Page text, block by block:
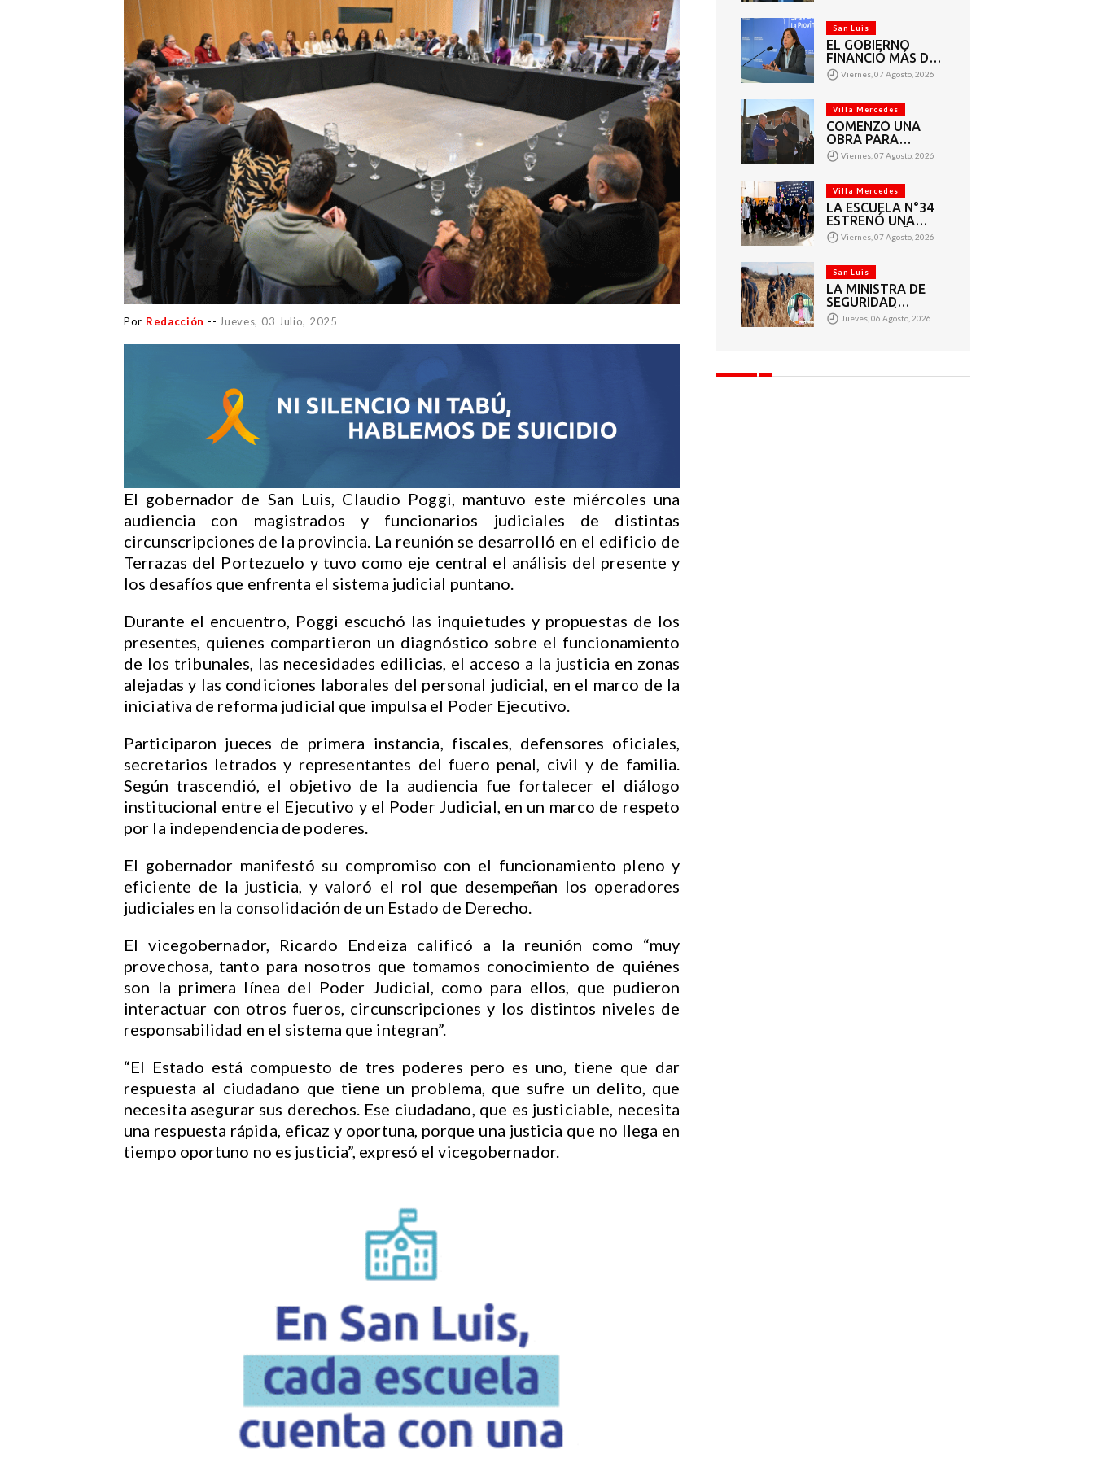
Por Redacción -- Jueves, 03 Julio, 2025
El gobernador de San Luis, Claudio Poggi, mantuvo este miércoles una
audiencia con magistrados y funcionarios judiciales de distintas
circunscripciones de la provincia. La reunión se desarrolló en el edificio de
Terrazas del Portezuelo y tuvo como eje central el análisis del presente y
los desafíos que enfrenta el sistema judicial puntano.
Durante el encuentro, Poggi escuchó las inquietudes y propuestas de los
presentes, quienes compartieron un diagnóstico sobre el funcionamiento
de los tribunales, las necesidades edilicias, el acceso a la justicia en zonas
alejadas y las condiciones laborales del personal judicial, en el marco de la
iniciativa de reforma judicial que impulsa el Poder Ejecutivo.
Participaron jueces de primera instancia, fiscales, defensores oficiales,
secretarios letrados y representantes del fuero penal, civil y de familia.
Según trascendió, el objetivo de la audiencia fue fortalecer el diálogo
institucional entre el Ejecutivo y el Poder Judicial, en un marco de respeto
por la independencia de poderes.
El gobernador manifestó su compromiso con el funcionamiento pleno y
eficiente de la justicia, y valoró el rol que desempeñan los operadores
judiciales en la consolidación de un Estado de Derecho.
El vicegobernador, Ricardo Endeiza calificó a la reunión como “muy
provechosa, tanto para nosotros que tomamos conocimiento de quiénes
son la primera línea del Poder Judicial, como para ellos, que pudieron
interactuar con otros fueros, circunscripciones y los distintos niveles de
responsabilidad en el sistema que integran”.
“El Estado está compuesto de tres poderes pero es uno, tiene que dar
respuesta al ciudadano que tiene un problema, que sufre un delito, que
necesita asegurar sus derechos. Ese ciudadano, que es justiciable, necesita
una respuesta rápida, eficaz y oportuna, porque una justicia que no llega en
tiempo oportuno no es justicia”, expresó el vicegobernador.
San Luis
EL GOBIERNO
FINANCIÓ MÁS DE
1.440 PROYECTOS
SOCIALES A 2.200
TODA LA
PROVINCIA
Viernes, 07 Agosto, 2026
Villa Mercedes
COMENZÓ UNA
OBRA PARA
AMPLIAR LAS
REDES DE AGUA
CLOACAS EN VILLA
MERCEDES
Viernes, 07 Agosto, 2026
Villa Mercedes
LA ESCUELA N°34
ESTRENÓ UNA
SALA DE 3 AÑOS Y
LAS OBRAS QUE
COMPLETAR EL
CICLO
SECUNDARIO
Viernes, 07 Agosto, 2026
San Luis
LA MINISTRA DE
SEGURIDAD
AGRADECIÓ EL
TRABAJO DE MÁS
LA BÚSQUEDA DE
Jueves, 06 Agosto, 2026